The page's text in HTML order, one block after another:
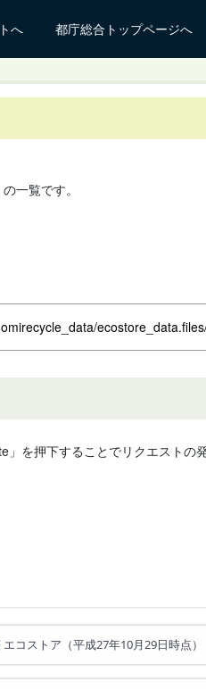
へ 都庁総合トップページへ
一覧です。
を押下することでリクエストの
コストア（平成27年10月29日時点）